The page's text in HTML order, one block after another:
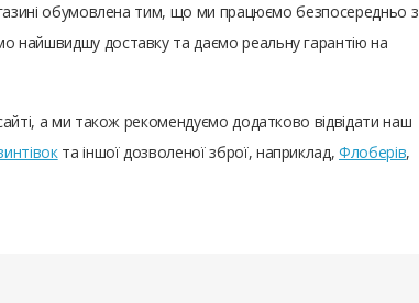
обумовлена ​​тим, що ми працюємо безпосередньо з
найшвидшу доставку та даємо реальну гарантію на
а ми також рекомендуємо додатково відвідати наш
та іншої дозволеної зброї, наприклад,Флоберів,